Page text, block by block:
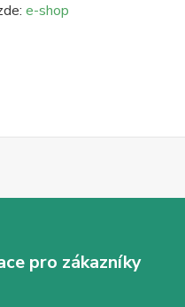
e-shop
pro zákazníky